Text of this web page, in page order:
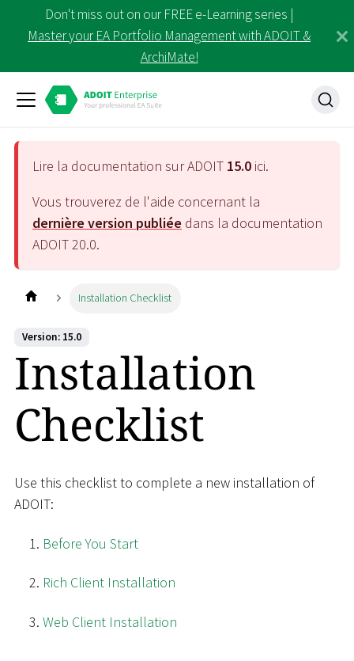
Don't miss out on our FREE e-Learning series |
Master your EA Portfolio Management with ADOIT &
ArchiMate!
Lire la documentation sur ADOIT 15.0 ici.
Vous trouverez de l'aide concernant la
dernière version publiée dans la documentation
ADOIT20.0.
Installation Checklist
Version: 15.0
Installation
Checklist
Use this checklist to complete a new installation of
ADOIT:
Before You Start
Rich Client Installation
Web Client Installation